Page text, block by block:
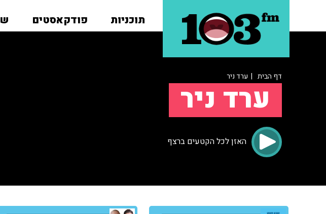
תוכניות פודקאסטים
דף הבית | ערד ניר
ערד ניר
האזן לכל הקטעים ברצף